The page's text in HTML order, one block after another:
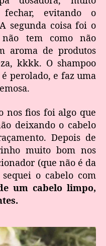
evitando o
segunda coisa foi o
não tem como não
aroma de produtos
kkkk. O shampoo
perolado, e faz uma
nos fios foi algo que
deixando o cabelo
Depois de
muito bom nos
(que não é da
o cabelo com
um cabelo limpo,